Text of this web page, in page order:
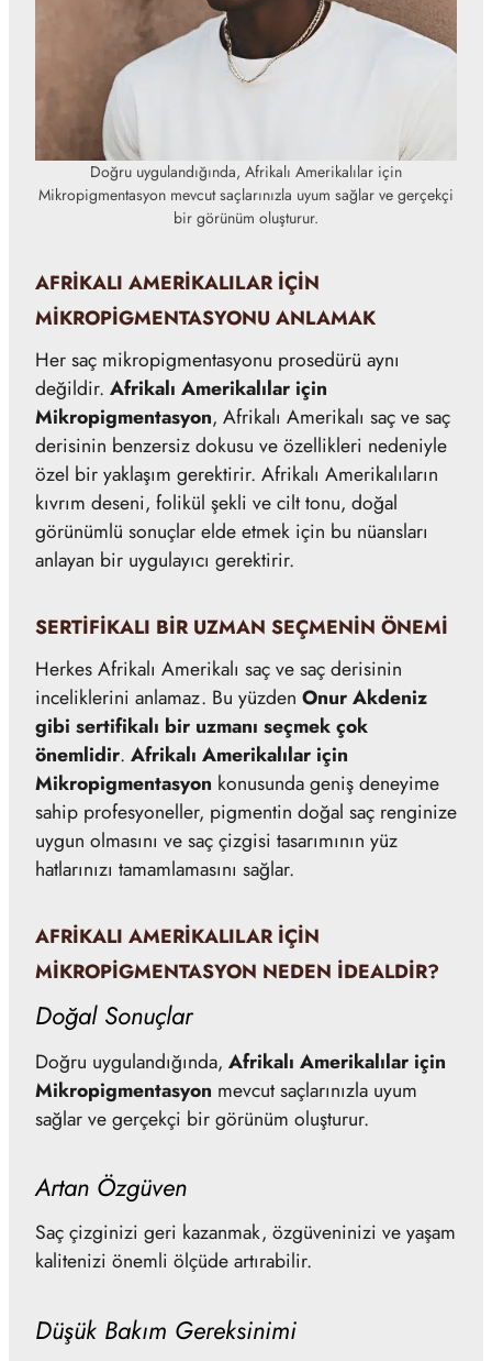
Doğru uygulandığında, Afrikalı Amerikalılar için
Mikropigmentasyon mevcut saçlarınızla uyum sağlar ve gerçekçi
bir görünüm oluşturur.
AFRIKALI AMERIKALILAR IÇIN
MIKROPIGMENTASYONU ANLAMAK
Her saç mikropigmentasyonu prosedürü aynı
değildir. Afrikalı Amerikalılar için
Mikropigmentasyon, Afrikalı Amerikalı saç ve saç
derisinin benzersiz dokusu ve özellikleri nedeniyle
özel bir yaklaşım gerektirir. Afrikalı Amerikalıların
kıvrım deseni, folikül şekli ve cilt tonu, doğal
görünümlü sonuçlar elde etmek için bu nüansları
anlayan bir uygulayıcı gerektirir.
SERTIFIKALI BIR UZMAN SEÇMENIN ÖNEMI
Herkes Afrikalı Amerikalı saç ve saç derisinin
inceliklerini anlamaz. Bu yüzden Onur Akdeniz
gibi sertifikalı bir uzmanı seçmek çok
önemlidir. Afrikalı Amerikalılar için
Mikropigmentasyon konusunda geniş deneyime
sahip profesyoneller, pigmentin doğal saç renginize
uygun olmasını ve saç çizgisi tasarımının yüz
hatlarınızı tamamlamasını sağlar.
AFRIKALI AMERIKALILAR IÇIN
MIKROPIGMENTASYON NEDEN İDEALDIR?
Doğal Sonuçlar
Doğru uygulandığında, Afrikalı Amerikalılar için
Mikropigmentasyon mevcut saçlarınızla uyum
sağlar ve gerçekçi bir görünüm oluşturur.
Artan Özgüven
Saç çizginizi geri kazanmak, özgüveninizi ve yaşam
kalitenizi önemli ölçüde artırabilir.
Düşük Bakım Gereksinimi